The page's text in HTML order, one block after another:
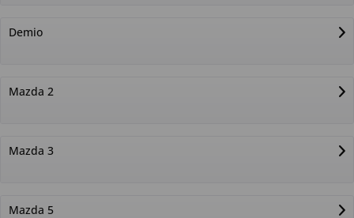
Demio
Mazda 2
Mazda 3
Mazda 5